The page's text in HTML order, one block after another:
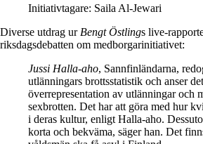
Initiativtagare: Saila Al-Jewari
Diverse utdrag ur Bengt Östlings live-
riksdagsdebatten om medborgarinitiativet:
Jussi Halla-aho, Sannfinländarna,
utlänningars brottsstatistik och anser
överrepresentation av utlänningar och
sexbrotten. Det har att göra med hur
i deras kultur, enligt Halla-aho.
korta och bekväma, säger han. Det